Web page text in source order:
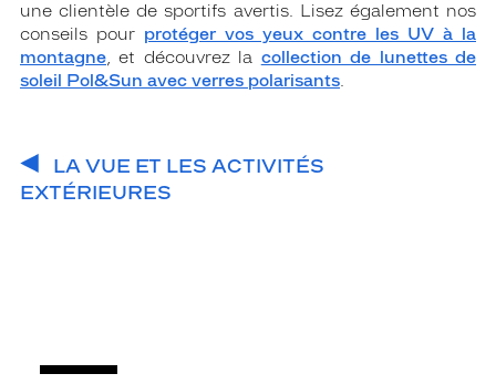
une clientèle de sportifs avertis. Lisez également nos
conseils pour protéger vos yeux contre les UV à la
montagne, et découvrez la collection de lunettes de
soleil Pol&Sun avec verres polarisants.
LA VUE ET LES ACTIVITÉS
EXTÉRIEURES